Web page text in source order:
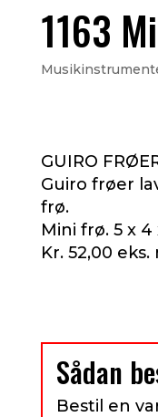
1163
GUIRO
Guiro frøer
frø.
Mini frø. 5 x 4
Kr. 52,00
Sådan
Bestil en